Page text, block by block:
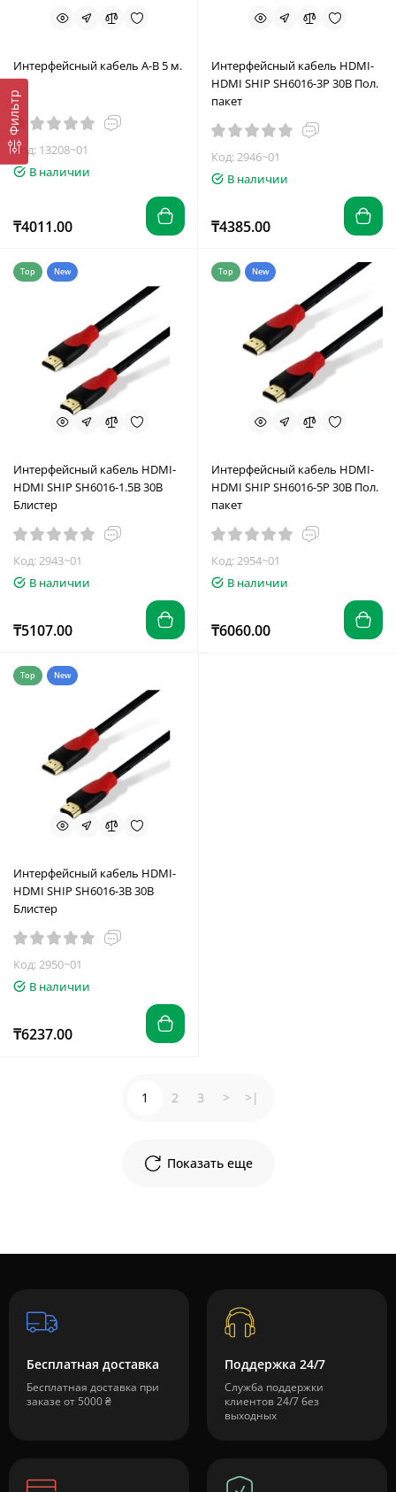
Фильтр
Интерфейсный кабель A-B 5 м.
Код: 13208~01
В наличии
₸4011.00
Интерфейсный кабель HDMI-
HDMI SHIP SH6016-3P 30В Пол.
пакет
Код: 2946~01
В наличии
₸4385.00
Top New
Интерфейсный кабель HDMI-
HDMI SHIP SH6016-1.5B 30В
Блистер
Код: 2943~01
В наличии
₸5107.00
Top New
Интерфейсный кабель HDMI-
HDMI SHIP SH6016-5P 30В Пол.
пакет
Код: 2954~01
В наличии
₸6060.00
Top New
Интерфейсный кабель HDMI-
HDMI SHIP SH6016-3B 30В
Блистер
Код: 2950~01
В наличии
₸6237.00
Показать еще
1 2 3 > >|
Бесплатная доставка
Бесплатная доставка при
заказе от 5000 ₴
Поддержка 24/7
Служба поддержки
клиентов 24/7 без
выходных